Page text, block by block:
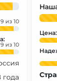
9
9
года
Цена: